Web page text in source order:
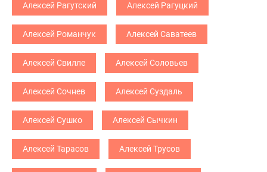
Алексей Рагутский Алексей Рагуцкий
Алексей Романчук Алексей Саватеев
Алексей Свилле Алексей Соловьев
Алексей Сочнев Алексей Суздаль
Алексей Сушко Алексей Сычкин
Алексей Тарасов Алексей Трусов